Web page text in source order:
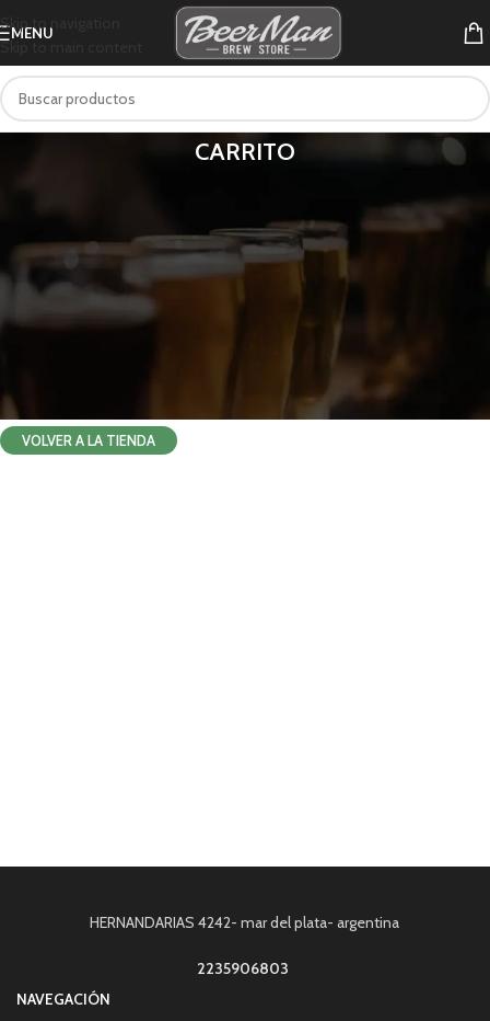
Skip to navigation
Skip to main content
MENU
CARRITO
Tu carrito está vacío.
Before proceed to checkout you must add some products to your
You will find a lot of interesting products on our "Shop" page.
VOLVER A LA TIENDA
HERNANDARIAS 4242- mar del plata- argentina
2235906803
NAVEGACIÓN